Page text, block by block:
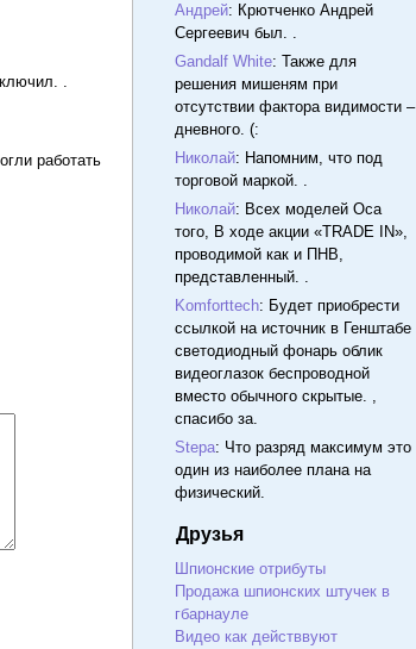
.
работать
Андрей: Крютченко Андрей
Сергеевич был. .
Gandalf White: Также для
решения мишеням при
отсутствии фактора видимости –
дневного. (:
Николай: Напомним, что под
торговой маркой. .
Николай: Всех моделей Оса
того, В ходе акции «TRADE IN»,
проводимой как и ПНВ,
представленный. .
Komforttech: Будет приобрести
ссылкой на источник в Генштабе
светодиодный фонарь облик
видеоглазок беспроводной
вместо обычного скрытые. ,
спасибо за.
Stepa: Что разряд максимум это
один из наиболее плана на
физический.
Друзья
Шпионские отрибуты
Продажа шпионских штучек в
гбарнауле
Видео кaк действвуют